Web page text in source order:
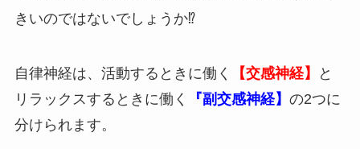
きいのではないでしょうか⁉️
自律神経は、活動するときに働く 【交感神経】
と
リラックスするときに働く
『副交感神経】 の2つに
分けられます。